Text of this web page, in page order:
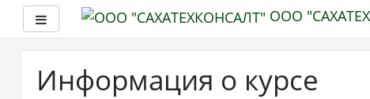
основному
Боковая панель ООО
Информация о курсе